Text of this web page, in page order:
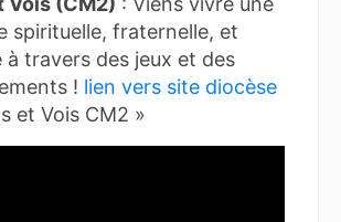
spirituelle, fraternelle, et
à travers des jeux et des
! lien vers site diocèse
et Vois CM2 »